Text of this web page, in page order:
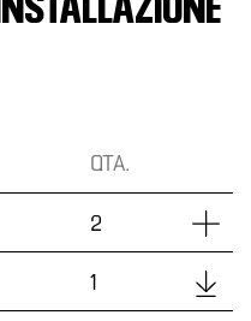
QTA.
2
1